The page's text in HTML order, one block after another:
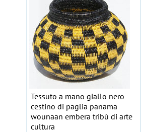
Tessuto a mano giallo nero
cestino di paglia panama
wounaan embera tribù di arte
cultura